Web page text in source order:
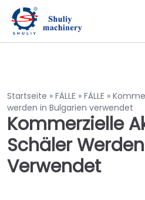
Startseite » FÄLLE » FÄLLE »
werden in Bulgarien verwendet
Kommerzielle
Schäler
Verwendet